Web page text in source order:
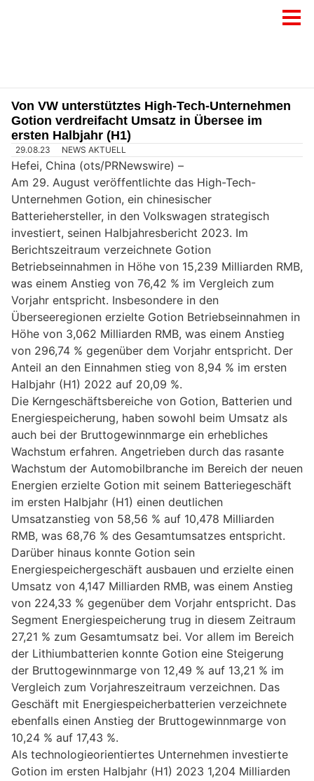
Von VW unterstütztes High-Tech-Unternehmen
Gotion verdreifacht Umsatz in Übersee im
ersten Halbjahr (H1)
29.08.23 NEWS AKTUELL
Hefei, China (ots/PRNewswire) –
Am 29. August veröffentlichte das High-Tech-
Unternehmen Gotion, ein chinesischer
Batteriehersteller, in den Volkswagen strategisch
investiert, seinen Halbjahresbericht 2023. Im
Berichtszeitraum verzeichnete Gotion
Betriebseinnahmen in Höhe von 15,239 Milliarden RMB,
was einem Anstieg von 76,42 % im Vergleich zum
Vorjahr entspricht. Insbesondere in den
Überseeregionen erzielte Gotion Betriebseinnahmen in
Höhe von 3,062 Milliarden RMB, was einem Anstieg
von 296,74 % gegenüber dem Vorjahr entspricht. Der
Anteil an den Einnahmen stieg von 8,94 % im ersten
Halbjahr (H1) 2022 auf 20,09 %.
Die Kerngeschäftsbereiche von Gotion, Batterien und
Energiespeicherung, haben sowohl beim Umsatz als
auch bei der Bruttogewinnmarge ein erhebliches
Wachstum erfahren. Angetrieben durch das rasante
Wachstum der Automobilbranche im Bereich der neuen
Energien erzielte Gotion mit seinem Batteriegeschäft
im ersten Halbjahr (H1) einen deutlichen
Umsatzanstieg von 58,56 % auf 10,478 Milliarden
RMB, was 68,76 % des Gesamtumsatzes entspricht.
Darüber hinaus konnte Gotion sein
Energiespeichergeschäft ausbauen und erzielte einen
Umsatz von 4,147 Milliarden RMB, was einem Anstieg
von 224,33 % gegenüber dem Vorjahr entspricht. Das
Segment Energiespeicherung trug in diesem Zeitraum
27,21 % zum Gesamtumsatz bei. Vor allem im Bereich
der Lithiumbatterien konnte Gotion eine Steigerung
der Bruttogewinnmarge von 12,49 % auf 13,21 % im
Vergleich zum Vorjahreszeitraum verzeichnen. Das
Geschäft mit Energiespeicherbatterien verzeichnete
ebenfalls einen Anstieg der Bruttogewinnmarge von
10,24 % auf 17,43 %.
Als technologieorientiertes Unternehmen investierte
Gotion im ersten Halbjahr (H1) 2023 1,204 Milliarden